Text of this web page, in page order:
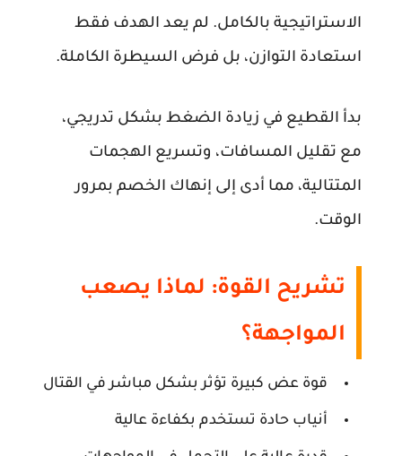
الاستراتيجية بالكامل. لم يعد الهدف فقط
استعادة التوازن، بل فرض السيطرة الكاملة.
بدأ القطيع في زيادة الضغط بشكل تدريجي،
مع تقليل المسافات، وتسريع الهجمات
المتتالية، مما أدى إلى إنهاك الخصم بمرور
الوقت.
تشريح القوة: لماذا يصعب
المواجهة؟
قوة عض كبيرة تؤثر بشكل مباشر في القتال
أنياب حادة تستخدم بكفاءة عالية